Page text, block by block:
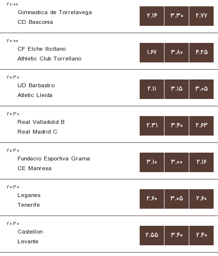
۲۰:۰۰
Gimnastica de Torrelavega
CD Basconia
۲.۱۴ ۳.۳۰ ۲.۷۷
۲۰:۰۰
CF Elche Ilicitano
Athletic Club Torrellano
۱.۶۷ ۳.۸۰ ۴.۲۵
۲۰:۳۰
UD Barbastro
Atletic Lleida
۲.۱۱ ۳.۱۵ ۳.۰۵
۲۰:۳۰
Real Valladolid B
Real Madrid C
۲.۳۱ ۳.۴۰ ۲.۶۳
۲۰:۳۰
Fundacio Esportiva Grama
CE Manresa
۳.۱۰ ۳.۰۰ ۲.۱۶
۲۰:۳۰
Leganes
Tenerife
۲.۶۰ ۳.۰۵ ۲.۶۰
۲۰:۳۰
Castellon
Levante
۲.۵۵ ۳.۴۰ ۲.۴۰